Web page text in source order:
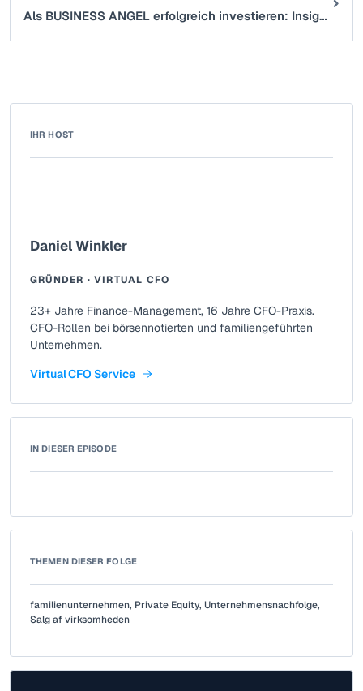
Als BUSINESS ANGEL erfolgreich investieren: Insights vom BAND-Vorstand Nikolaus D. Bayer
IHR HOST
Daniel Winkler
GRÜNDER · VIRTUAL CFO
23+ Jahre Finance-Management, 16 Jahre CFO-Praxis.
CFO-Rollen bei börsennotierten und familiengeführten
Unternehmen.
Virtual CFO Service
IN DIESER EPISODE
THEMEN DIESER FOLGE
familienunternehmen, Private Equity, Unternehmensnachfolge,
Salg af virksomheden